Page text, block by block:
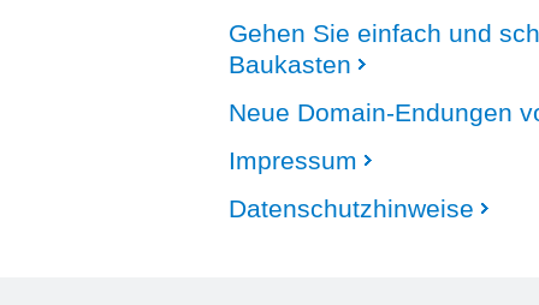
Gehen Sie einfach und
Baukasten
Neue Domain-Endungen
Impressum
Datenschutzhinweise